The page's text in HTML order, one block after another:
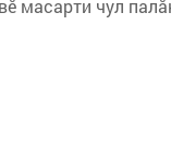
масарти чул